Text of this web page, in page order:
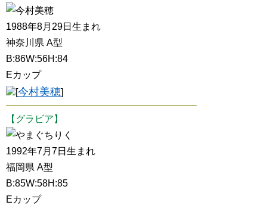
今村美穂
1988年8月29日生まれ
神奈川県 A型
B:86W:56H:84
Eカップ
[今村美穂]
【グラビア】
やまぐちりく
1992年7月7日生まれ
福岡県 A型
B:85W:58H:85
Eカップ